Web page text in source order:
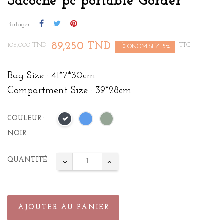
Partager
105,000 TND 89,250 TND ÉCONOMISEZ 15% TTC
Bag Size : 41*7*30cm
Compartment Size : 39*28cm
COULEUR :
NOIR
QUANTITÉ
AJOUTER AU PANIER